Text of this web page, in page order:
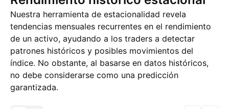
Nuestra herramienta de estacionalidad revela
tendencias mensuales recurrentes en el rendimiento
de un activo, ayudando a los traders a detectar
patrones históricos y posibles movimientos del
índice. No obstante, al basarse en datos históricos,
no debe considerarse como una predicción
garantizada.